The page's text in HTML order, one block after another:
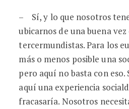
– Sí, y lo que nosotros
ubicarnos de una buena vez
tercermundistas. Para los
más o menos posible una
pero aquí no basta con eso.
aquí una experiencia
fracasaría. Nosotros